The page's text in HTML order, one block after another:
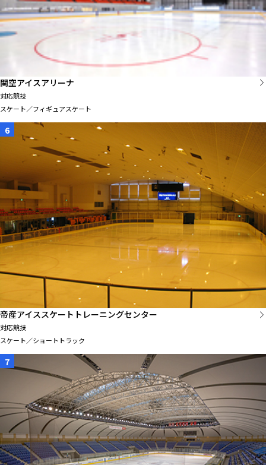
関空アイスアリーナ
対応競技
スケート／フィギュアスケート
6
帝産アイススケートトレーニングセンター
対応競技
スケート／ショートトラック
7